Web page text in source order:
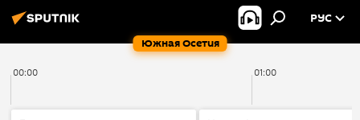
Южная Осетия
РУС
00:00 01:00